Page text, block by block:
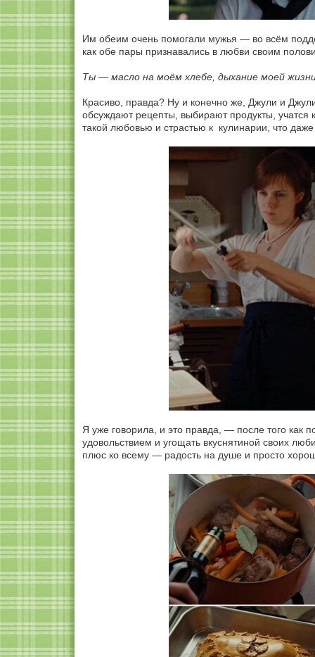
Им обеим очень помогали мужья — во всём
как обе пары признавались в любви своим
Ты — масло на моём хлебе, дыхание моей
Красиво, правда? Ну и конечно же, Джули и
обсуждают рецепты, выбирают продукты, учатся
такой любовью и страстью к кулинарии, что
Я уже говорила, и это правда, — после того как
удовольствием и угощать вкуснятиной своих
плюс ко всему — радость на душе и просто